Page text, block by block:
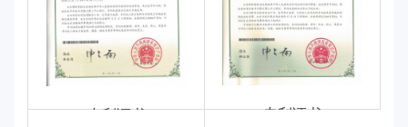
专利证书 专利证书